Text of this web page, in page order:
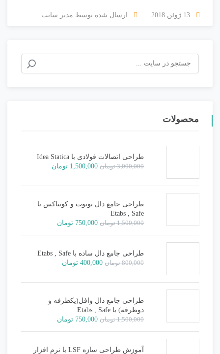
ارسال شده توسط مدیر سایت
برای:
محصولات
طراحی اتصالات فولادی با Idea Statica
3,000,000 تومان قیمت
3,000,000 تومان
1,500,000 تومانقیمت
1,500,000 تومان.
طراحی جامع دال یوبوت و کوبیاکس با
Etabs , Safe
1,500,000 تومان قیمت
بود.
750,000 تومانقیمت
طراحی جامع دال ساده با Etabs , Safe
800,000 تومان قیمت
800,000 تومان
400,000 تومانقیمت
400,000 تومان.
طراحی جامع دال وافل(یکطرفه و
دوطرفه) با Etabs , Safe
1,500,000 تومان قیمت
بود.
750,000 تومانقیمت
آموزش طراحی سازه LSF با نرم افزار